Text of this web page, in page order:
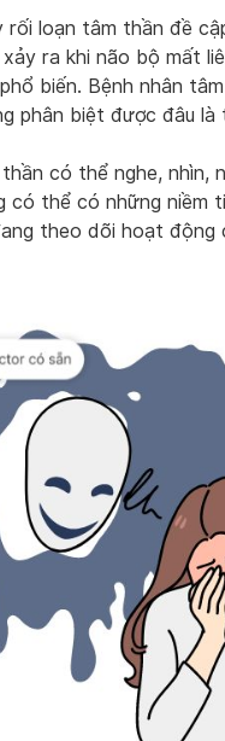
rối loạn tâm thần đề
ra khi não bộ mất
biến. Bệnh nhân
phân biệt được đâu là
có thể nghe, nhìn,
thể có những niềm
theo dõi hoạt động